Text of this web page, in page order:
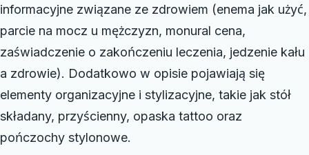
informacyjne związane ze zdrowiem (enema jak użyć,
parcie na mocz u mężczyzn, monural cena,
zaświadczenie o zakończeniu leczenia, jedzenie kału
a zdrowie). Dodatkowo w opisie pojawiają się
elementy organizacyjne i stylizacyjne, takie jak stół
składany, przyścienny, opaska tattoo oraz
pończochy stylonowe.